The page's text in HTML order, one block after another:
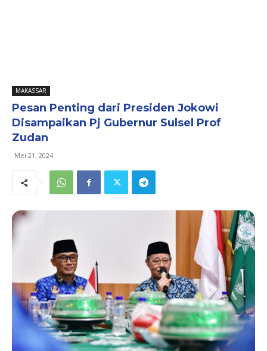
MAKASSAR
Pesan Penting dari Presiden Jokowi
Disampaikan Pj Gubernur Sulsel Prof
Zudan
Mei 21, 2024